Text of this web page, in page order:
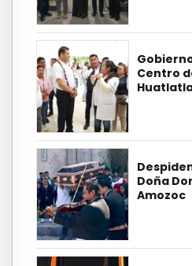
Centro
Doña
Amozoc